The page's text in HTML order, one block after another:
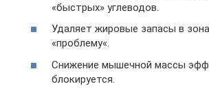
«быстрых» углеводов.
Удаляет жировые запасы в
«проблему«.
Снижение мышечной массы
блокируется.